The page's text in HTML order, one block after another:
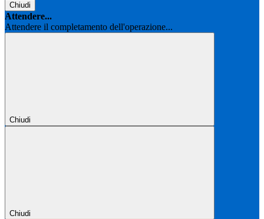
Chiudi
Attendere...
Attendere il completamento dell'operazione...
Chiudi
Chiudi